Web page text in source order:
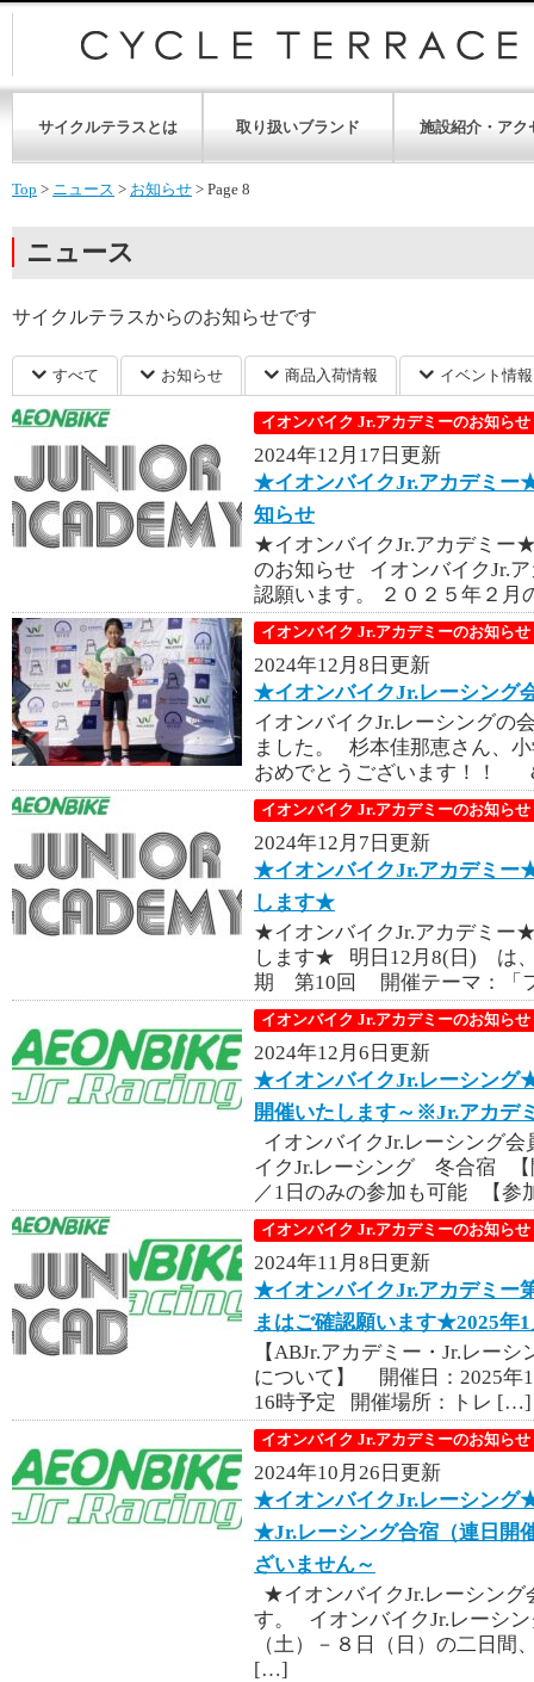
サイクルテラスとは 取り扱いブランド 施設紹介・アク
Top > ニュース > お知らせ > Page 8
ニュース
サイクルテラスからのお知らせです
すべて お知らせ 商品入荷情報 イベント情報
イオンバイク Jr.アカデミーのお知らせ
2024年12月17日更新
★イオンバイクJr.アカデミー
知らせ
★イオンバイクJr.アカデミー
のお知らせ イオンバイクJr.
認願います。 ２０２５年２
イオンバイク Jr.アカデミーのお知らせ
2024年12月8日更新
★イオンバイクJr.レーシング
イオンバイクJr.レーシングの
ました。 杉本佳那恵さん、
おめでとうございます！！
イオンバイク Jr.アカデミーのお知らせ
2024年12月7日更新
★イオンバイクJr.アカデミ
します★
★イオンバイクJr.アカデミ
します★ 明日12月8(日) は、
期 第10回 開催テーマ：「
イオンバイク Jr.アカデミーのお知らせ
2024年12月6日更新
★イオンバイクJr.レーシン
開催いたします～※Jr.アカデ
イオンバイクJr.レーシング
イクJr.レーシング 冬合宿
／1日のみの参加も可能 【
イオンバイク Jr.アカデミーのお知らせ
2024年11月8日更新
★イオンバイクJr.アカデミー
まはご確認願います★2025年
【ABJr.アカデミー・Jr.レー
について】 開催日：2025年
16時予定 開催場所：トレ […]
イオンバイク Jr.アカデミーのお知らせ
2024年10月26日更新
★イオンバイクJr.レーシン
★Jr.レーシング合宿（連日開
ざいません～
★イオンバイクJr.レーシング
す。 イオンバイクJr.レーシ
（土）－８日（日）の二日間
[…]